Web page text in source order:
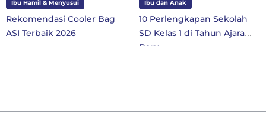
Ibu Hamil & Menyusui
Rekomendasi Cooler Bag
ASI Terbaik 2026
Ibu dan Anak
10 Perlengkapan Sekolah
SD Kelas 1 di Tahun Ajaran
Baru